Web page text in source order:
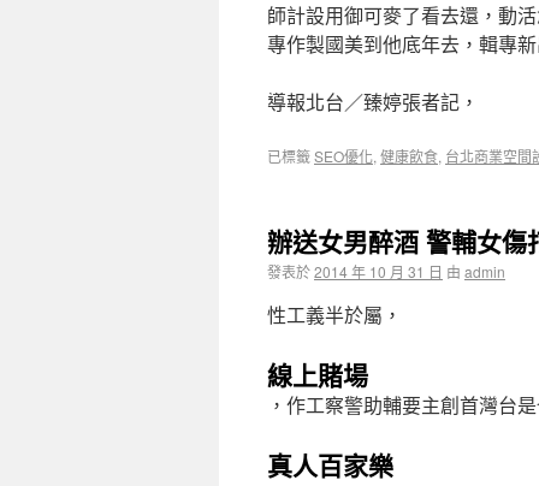
師計設用御可麥了看去還，動
專作製國美到他底年去，輯專
導報北台／臻婷張者記，
已標籤SEO優化, 健康飲食, 台北商業空間
辦送女男醉酒 警輔女傷
發表於2014 年 10 月 31 日 由 admin
性工義半於屬，
線上賭場
，作工察警助輔要主創首灣台
真人百家樂